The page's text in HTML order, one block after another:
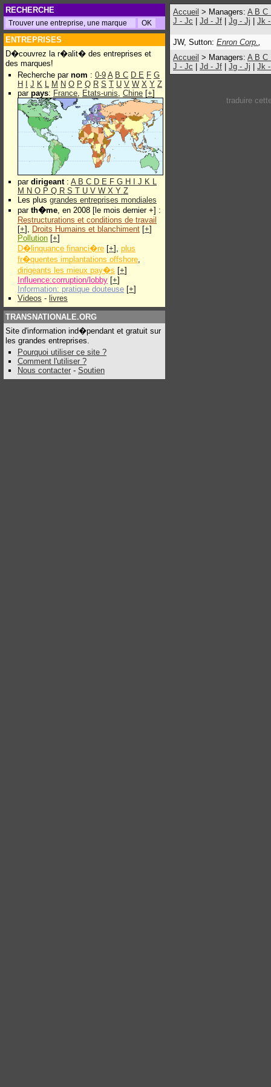
RECHERCHE
ENTREPRISES
D�couvrez la r�alit� des entreprises et
des marques!
Recherche par nom : 0-9 A B C D E F G
H
J K L M N O P Q R S T U V W X Y Z
par pays: France, Etats-unis, Chine [+]
par dirigeant: A B C D E F G H J K L
M N O P Q R S T U V W X Y Z
Les plus grandes entreprises mondiales
par th�me, en 2008 [le mois dernier +] :
Restructurations et conditions de travail
[+], Droits Humains et blanchiment [+]
Pollution [+]
D�linquance financi�re [+], plus
fr�quentes implantations offshore,
dirigeants les mieux pay�s [+]
Influence:corruption/lobby [+]
Information: pratique douteuse [+]
Videos - livres
TRANSNATIONALE.ORG
Site d'information ind�pendant et gratuit sur
les grandes entreprises.
Pourquoi utiliser ce site ?
Comment l'utiliser ?
Nous contacter - Soutien
Accueil > Managers: A B C
J - Jc
Jd - Jf Jg - Jj Jk
JW, Sutton: Enron Corp.,
Accueil > Managers: A B C
J - Jc
Jd - Jf Jg - Jj Jk
traduire